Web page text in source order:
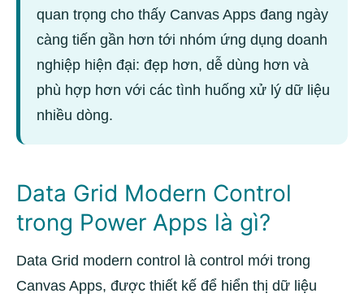
quan trọng cho thấy Canvas Apps đang ngày
càng tiến gần hơn tới nhóm ứng dụng doanh
nghiệp hiện đại: đẹp hơn, dễ dùng hơn và
phù hợp hơn với các tình huống xử lý dữ liệu
nhiều dòng.
Data Grid Modern Control
trong Power Apps là gì?
Data Grid modern control là control mới trong
Canvas Apps, được thiết kế để hiển thị dữ liệu